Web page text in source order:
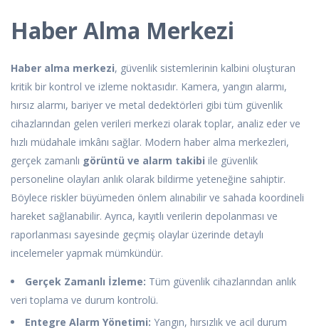
Haber Alma Merkezi
Haber alma merkezi, güvenlik sistemlerinin kalbini oluşturan
kritik bir kontrol ve izleme noktasıdır. Kamera, yangın alarmı,
hırsız alarmı, bariyer ve metal dedektörleri gibi tüm güvenlik
cihazlarından gelen verileri merkezi olarak toplar, analiz eder ve
hızlı müdahale imkânı sağlar. Modern haber alma merkezleri,
gerçek zamanlı görüntü ve alarm takibi ile güvenlik
personeline olayları anlık olarak bildirme yeteneğine sahiptir.
Böylece riskler büyümeden önlem alınabilir ve sahada koordineli
hareket sağlanabilir. Ayrıca, kayıtlı verilerin depolanması ve
raporlanması sayesinde geçmiş olaylar üzerinde detaylı
incelemeler yapmak mümkündür.
Gerçek Zamanlı İzleme: Tüm güvenlik cihazlarından anlık
veri toplama ve durum kontrolü.
Entegre Alarm Yönetimi: Yangın, hırsızlık ve acil durum